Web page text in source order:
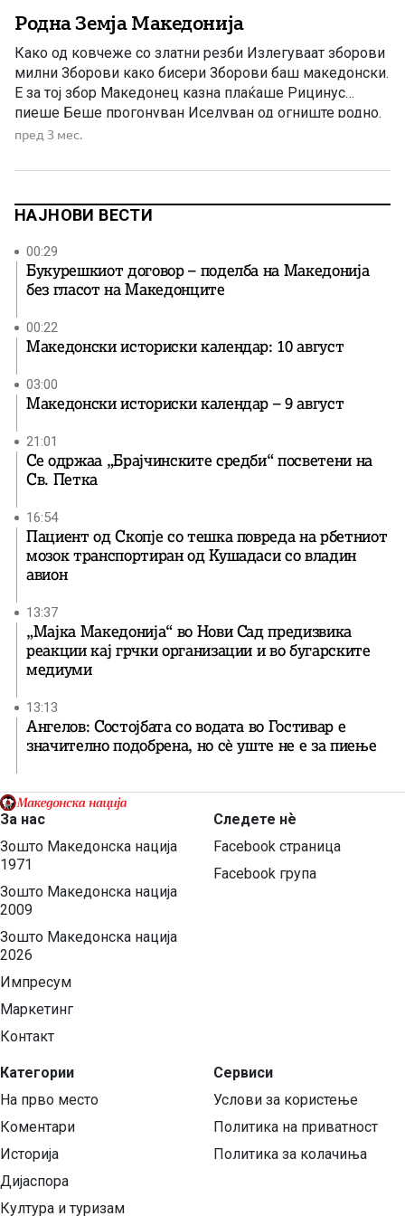
Родна Земја Македонија
Како од ковчеже со златни резби Излегуваат зборови
милни Зборови како бисери Зборови баш македонски.
Е за тој збор Македонец казна плаќаше Рицинус
пиеше Беше прогонуван Иселуван од огниште родно.
Има ли нешто полошо од тоа? Да те истераат, да ти
луѓе зарем не треба […]
пред 3 мес.
НАЈНОВИ ВЕСТИ
00:29
Букурешкиот договор – поделба на Македонија
без гласот на Македонците
00:22
Македонски историски календар: 10 август
03:00
Македонски историски календар – 9 август
21:01
Се одржаа „Брајчинските средби“ посветени на
Св. Петка
16:54
Пациент од Скопје со тешка повреда на рбетниот
мозок транспортиран од Кушадаси со владин
авион
13:37
„Мајка Македонија“ во Нови Сад предизвика
реакции кај грчки организации и во бугарските
медиуми
13:13
Ангелов: Состојбата со водата во Гостивар е
значително подобрена, но сè уште не е за пиење
За нас
Зошто Македонска нација
1971
Зошто Македонска нација
2009
Зошто Македонска нација
2026
Импресум
Маркетинг
Контакт
Категории
На прво место
Коментари
Историја
Дијаспора
Култура и туризам
Следете нѐ
Facebook страница
Facebook група
Сервиси
Услови за користење
Политика на приватност
Политика за колачиња